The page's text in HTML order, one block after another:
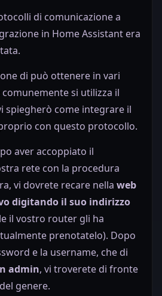
di comunicazione a
in Home Assistant era
di può ottenere in vari
si utilizza il
spiegherò come integrare il
con questo protocollo.
aver accoppiato il
rete con la procedura
vi dovrete recare nella web
digitando il suo indirizzo
il vostro router gli ha
prenotatelo). Dopo
e la username, che di
admin, vi troverete di fronte
genere.